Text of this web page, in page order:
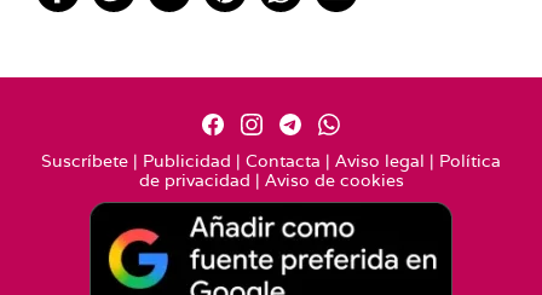
Suscríbete | Publicidad | Contacta | Aviso legal | Política
de privacidad | Aviso de cookies